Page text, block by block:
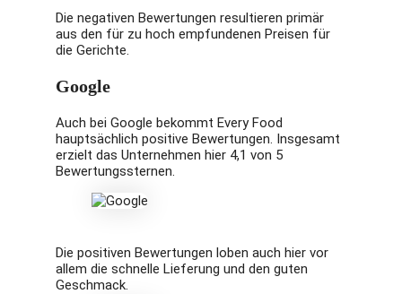
Die negativen Bewertungen resultieren primär
aus den für zu hoch empfundenen Preisen für
die Gerichte.
Google
Auch bei Google bekommt Every Food
hauptsächlich positive Bewertungen. Insgesamt
erzielt das Unternehmen hier 4,1 von 5
Bewertungssternen.
Die positiven Bewertungen loben auch hier vor
allem die schnelle Lieferung und den guten
Geschmack.